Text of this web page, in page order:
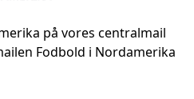
på vores centralmail
Fodbold i Nordamerika